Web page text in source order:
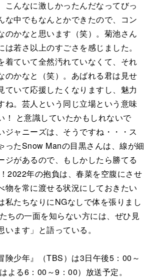
こんなに激しかったんだなってびっ
な中でもなんとかできたので、コン
のかなと思います（笑）。菊池さん
若さ以上のすごさを感じました。
着ていて全然汚れていなくて、それ
のかなと（笑）。あばれる君は見せ
ていて応援したくなりますし、魅力
ね。芸人という同じ立場という意味
！ と意識していたかもしれないで
ジャニーズは、そうですね・・・ス
ったSnow Manの目黒さんは、線が細
ジがあるので、もしかしたら勝てる
2022年の抱負は、春菜を空腹にさせ
物を常に渡せる状況にしておきたい
私たちなりにNGなしで体を張りまし
ちの一面を知らない方には、ぜひ見
ます」と語っている。
険少年』（TBS）は3日午後5：00～
よる6：00～9：00）放送予定。